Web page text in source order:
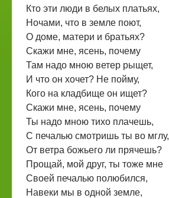
Кто эти люди в белых платьях,
Ночами, что в земле поют,
О доме, матери и братьях?
Скажи мне, ясень, почему
Там надо мною ветер рыщет,
И что он хочет? Не пойму,
Кого на кладбище он ищет?
Скажи мне, ясень, почему
Ты надо мною тихо плачешь,
С печалью смотришь ты во мглу,
От ветра божьего ли прячешь?
Прощай, мой друг, ты тоже мне
Своей печалью полюбился,
Навеки мы в одной земле,